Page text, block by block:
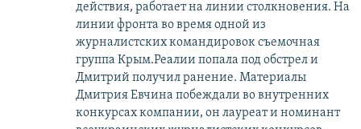
действия, работает на линии столкновения. На
линии фронта во время одной из
журналистских командировок съемочная
группа Крым.Реалии попала под обстрел и
Дмитрий получил ранение. Материалы
Дмитрия Евчина побеждали во внутренних
конкурсах компании, он лауреат и номинант